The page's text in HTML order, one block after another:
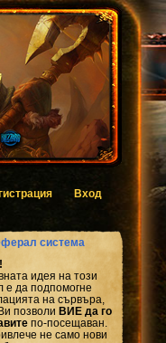
Вход
система
идея на този
е да подпомогне
на сървъра,
позволи ВИЕ да го
по-посещаван.
не само нови